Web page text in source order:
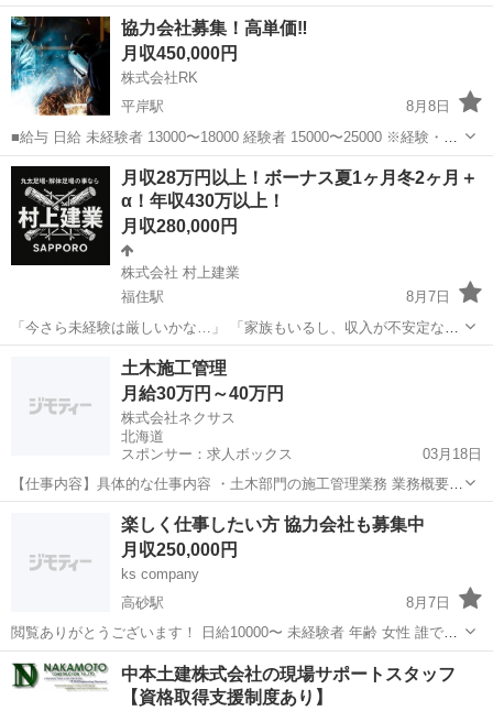
先輩達がしっかり寄り添って教えてくれます⚒️ 気になる事があれば何
でも言ってください⚒️ ただ今...協力会社募集！高単価‼︎
月収450,000円
株式会社RK
平岸駅
8月8日
■給与 日給 未経験者 13000〜18000 経験者 15000〜25000 ※経験・能
力・資格を考慮します ■勤務地 ほとんど現場直行直帰です！ 免許がな
い方、車がない方は送迎あり ■雇用形態 正社...
北海道 札幌市 平岸駅 土木 協力会社
月収28万円以上！ボーナス夏1ヶ月冬2ヶ月＋
α！年収430万以上！
月収280,000円
株式会社 村上建業
福住駅
8月7日
「今さら未経験は厳しいかな…」 「家族もいるし、収入が不安定なの
は困る…」 そんな30代・40代の転職を全力で応援します。 ⸻ 💪
福住駅 鳶職
土木施工管理
月給30万円～40万円
株式会社ネクサス
北海道
スポンサー：求人ボックス
03月18日
【仕事内容】具体的な仕事内容 ・土木部門の施工管理業務 業務概要
・公共工事(市町村、北海道、国) ・道路工事 ・橋梁工事 ・河川工事
・農業土木工事 ・水産土木工事 入社後の流れ ・業務研修(1週間) 仕事
内容や社内ルールなど、...
楽しく仕事したい方 協力会社も募集中
月収250,000円
ks company
高砂駅
8月7日
閲覧ありがとうございます！ 日給10000〜 未経験者 年齢 女性 誰でも
大歓迎です！ 作業内容 塗装工事、土木工事等 基本8時00分〜17時00分
交通費、車支給有り 人間関係に困っている方 どこの会社に勤めれ...
北海道 江別市 高砂駅 その他 建設業
中本土建株式会社の現場サポートスタッフ
【資格取得支援制度あり】